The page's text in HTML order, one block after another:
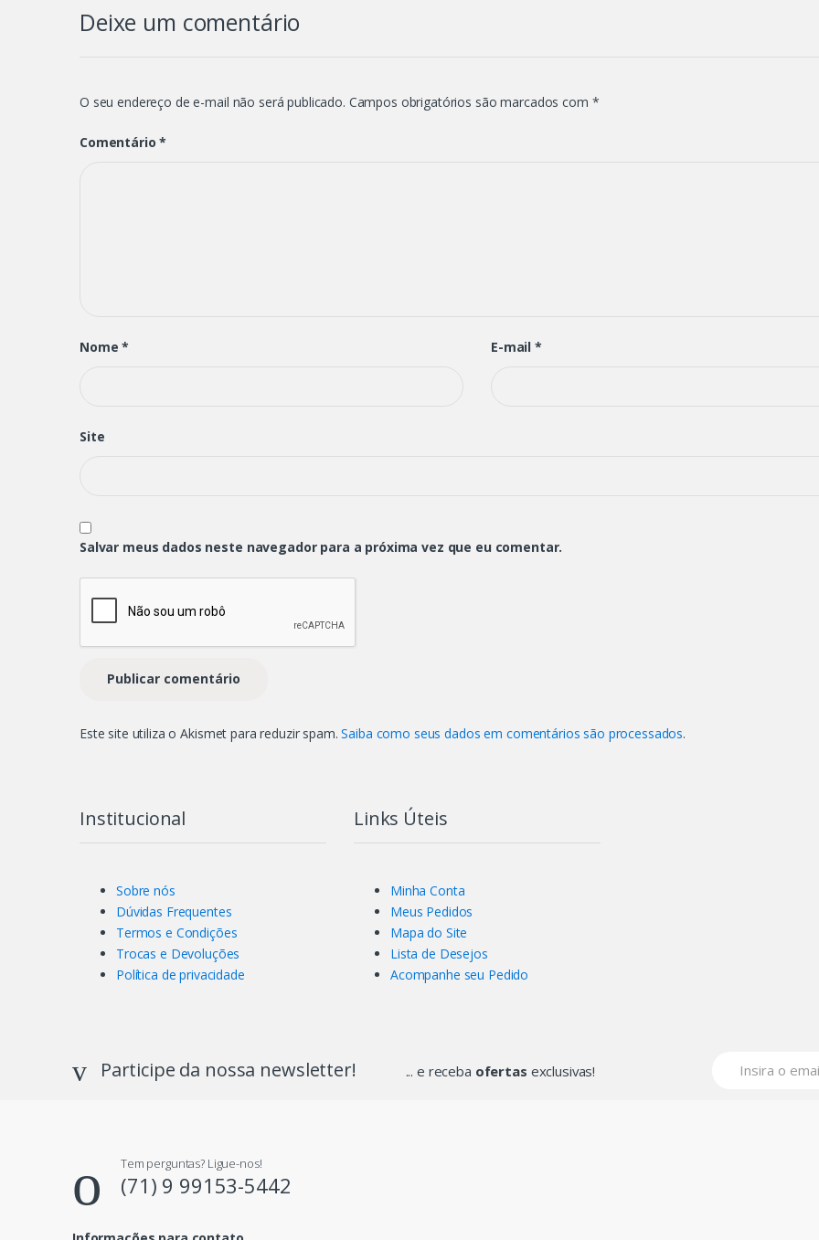
Deixe um comentário
O seu endereço de e-mail não será publicado. Campos obrigatórios são marcados com *
Comentário*
Nome* E-mail*
Site
Salvar meus dados neste navegador para a próxima vez que eu comentar.
Este site utiliza o Akismet para reduzir spam.Saiba como seus dados em comentários são processados.
Institucional
Sobre nós
Dúvidas Frequentes
Termos e Condições
Trocas e Devoluções
Política de privacidade
Links Úteis
Minha Conta
Meus Pedidos
Mapa do Site
Lista de Desejos
Acompanhe seu Pedido
Participe da nossa newsletter! ... e receba ofertas exclusivas!
Tem perguntas? Ligue-nos!
(71) 9 99153-5442